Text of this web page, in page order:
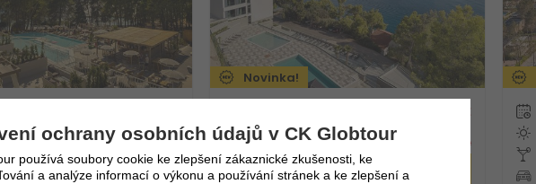
43 215Kč
9 465Kč
Novinka!
5 dní / 4 nocí
Polopenze
Vlastní
Kč
4 562
ochrany osobních údajů v CK Globtour
používá soubory cookie ke zlepšení zákaznické zkušenosti, ke
a analýze informací o výkonu a používání stránek a ke zlepšení a